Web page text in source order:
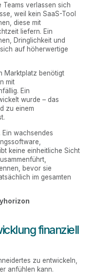
Teams verlassen sich
weil kein SaaS-Tool
diese mit
liefern. Ein
Dringlichkeit und
auf höherwertige
Marktplatz benötigt
mit
Ein
wurde – das
zu einem
Ein wachsendes
keine einheitliche Sicht
bevor sie
im gesamten
finanziell
zu entwickeln,
anfühlen kann.